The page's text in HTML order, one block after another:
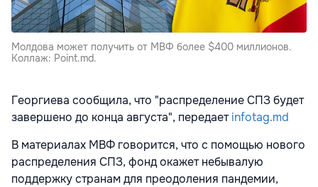
Молдова может получить от МВФ более $400 миллионов.
Коллаж: Point.md.
Георгиева сообщила, что "распределение СПЗ будет
завершено до конца августа", передаетinfotag.md
В материалах МВФ говорится, что с помощью нового
распределения СПЗ, фонд окажет небывалую
поддержку странам для преодоления пандемии,